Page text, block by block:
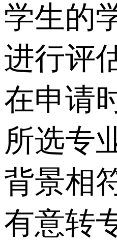
学生的
进行评
在申请
所选专
背景相
有意转